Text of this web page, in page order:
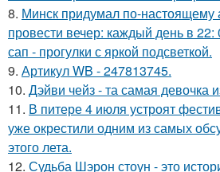
8. Минск придумал по-
провести вечер: каждый день в
сап - прогулки с яркой подсветкой.
9. Артикул WB - 247813745.
10. Дэйви чейз - та самая девочка
11. В питере 4 июля устроят
уже окрестили одним из самых
этого лета.
12. Судьба Шэрон стоун - это